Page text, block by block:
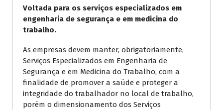
Voltada para os serviços especializados em
engenharia de segurança e em medicina do
trabalho.
As empresas devem manter, obrigatoriamente,
Serviços Especializados em Engenharia de
Segurança e em Medicina do Trabalho, com a
finalidade de promover a saúde e proteger a
integridade do trabalhador no local de trabalho,
porém o dimensionamento dos Serviços